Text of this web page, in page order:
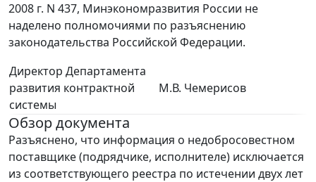
2008 г. N 437, Минэкономразвития России не
наделено полномочиями по разъяснению
законодательства Российской Федерации.
Директор Департамента
развития контрактной
системы
М.В. Чемерисов
Обзор документа
Разъяснено, что информация о недобросовестном
поставщике (подрядчике, исполнителе) исключается
из соответствующего реестра по истечении двух лет